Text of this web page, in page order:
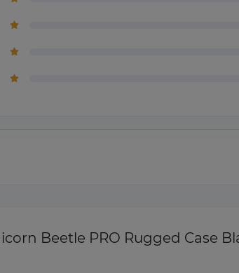
Beetle PRO Rugged Case